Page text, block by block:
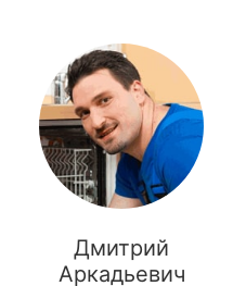
Дмитрий
Аркадьевич